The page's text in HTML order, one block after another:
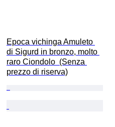
Epoca vichinga Amuleto
di Sigurd in bronzo, molto
raro Ciondolo  (Senza
prezzo di riserva)